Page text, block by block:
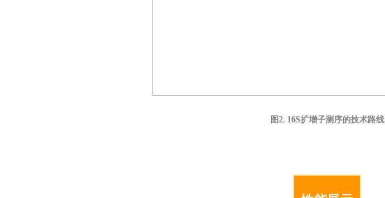
图2. 16S扩增子测序的技术路线